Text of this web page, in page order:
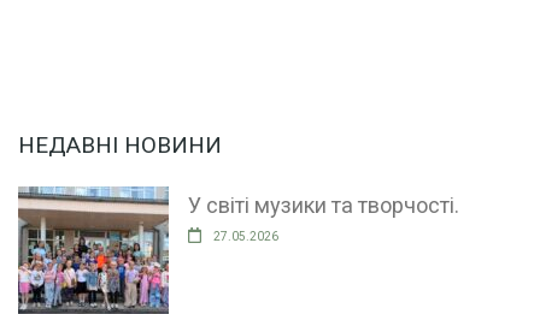
НЕДАВНІ НОВИНИ
У світі музики та творчості.
27.05.2026